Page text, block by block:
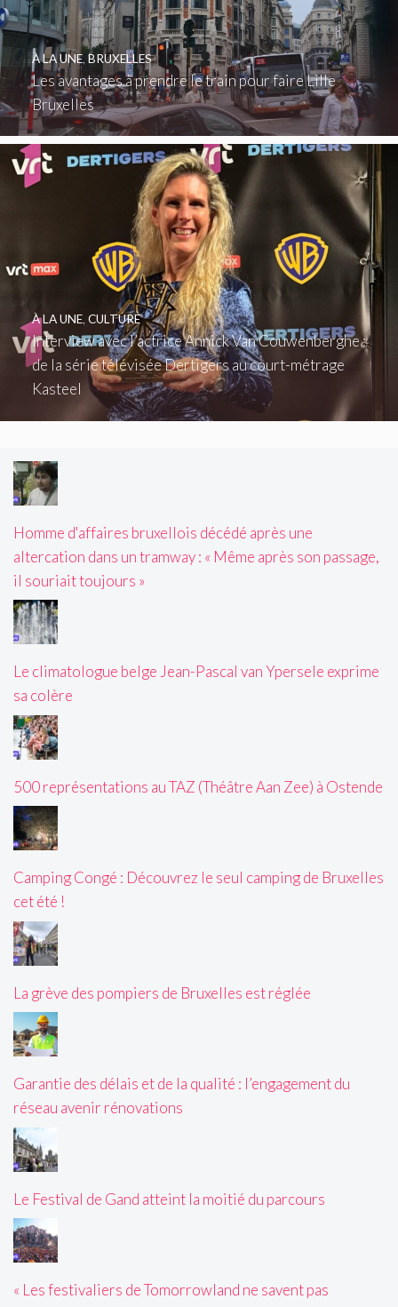
Les avantages à prendre le train pour faire Lille
Bruxelles
À LA UNE, BRUXELLES
Interview avec l’actrice Annick Van Couwenberghe :
de la série télévisée Dertigers au court-métrage
Kasteel
À LA UNE, CULTURE
Homme d'affaires bruxellois décédé après une
altercation dans un tramway : « Même après son passage,
il souriait toujours »
Le climatologue belge Jean-Pascal van Ypersele exprime
sa colère
500 représentations au TAZ (Théâtre Aan Zee) à Ostende
Camping Congé : Découvrez le seul camping de Bruxelles
cet été !
La grève des pompiers de Bruxelles est réglée
Garantie des délais et de la qualité : l’engagement du
réseau avenir rénovations
Le Festival de Gand atteint la moitié du parcours
« Les festivaliers de Tomorrowland ne savent pas